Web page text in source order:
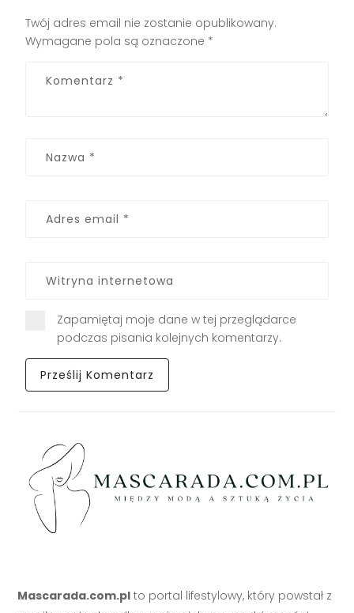
Twój adres email nie zostanie opublikowany.
Wymagane pola są oznaczone *
Zapamiętaj moje dane w tej przeglądarce
podczas pisania kolejnych komentarzy.
Mascarada.com.pl to portal lifestylowy, który powstał z